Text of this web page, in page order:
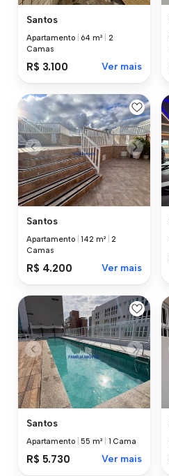
Santos
Apartamento 64 m²
2
Camas
R$ 3.100 Ver mais
Santos
Apartamento |142 m² |2
Camas
R$ 4.200 Ver mais
Santos
Apartamento |55 m² 1 Cama
R$ 5.730 Ver mais